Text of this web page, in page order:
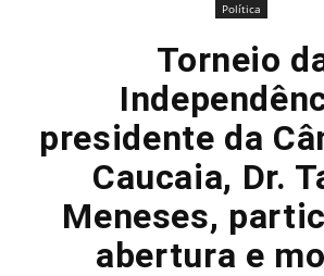
Política
Torneio
presidente da
Caucaia, Dr.
Meneses,
abertura e